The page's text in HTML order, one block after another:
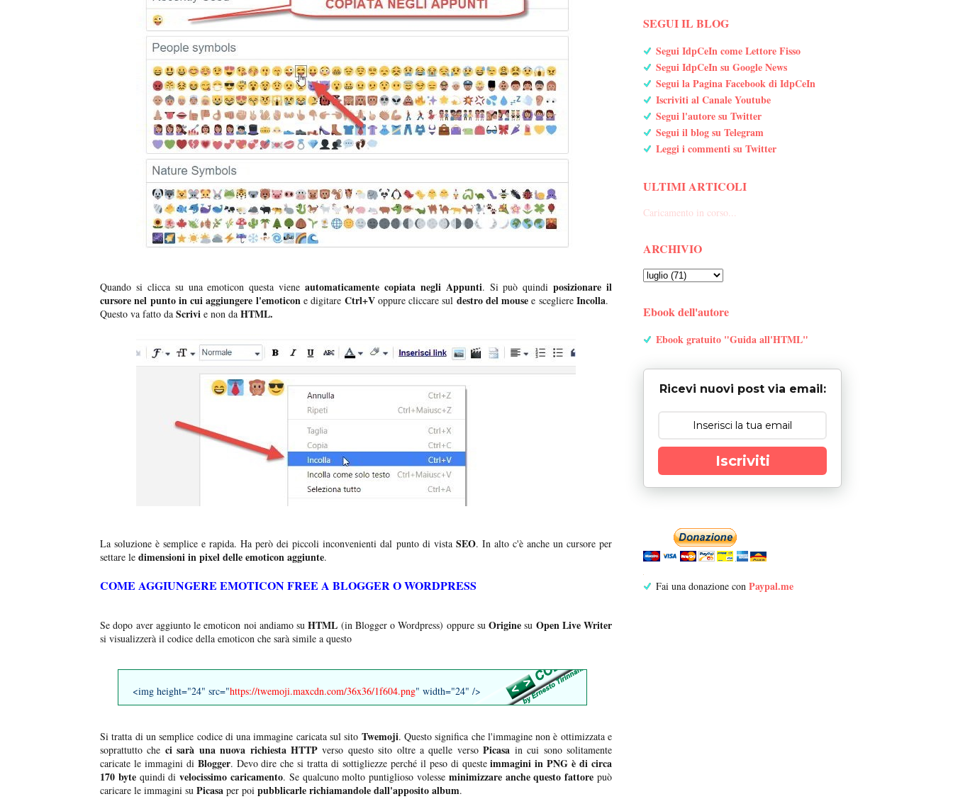
Quando si clicca su una emoticon questa viene automaticamente copiata negli Appunti. Si può quindiposizionare il
cursore nel punto in cui aggiungere l'emoticone digitare Ctrl+Voppure cliccare sul destro del mouse e scegliereIncolla.
Questo va fatto da Scrivi e non da HTML.
La soluzione è semplice e rapida. Ha però dei piccoli inconvenienti dal punto di vista SEO. In alto c'è anche un cursore per
settare le dimensioni in pixel delle emoticon aggiunte.
COME AGGIUNGERE EMOTICON FREE A BLOGGER O WORDPRESS
Se dopo aver aggiunto le emoticon noi andiamo su HTML (in Blogger o Wordpress) oppure suOrigine su Open Live Writer
si visualizzerà il codice della emoticon che sarà simile a questo
<img height="24" src="https://twemoji.maxcdn.com/36x36/1f604.png" width="24" />
Si tratta di un semplice codice di una immagine caricata sul sito Twemoji. Questo significa che l'immagine non è ottimizzata e
soprattutto che ci sarà una nuova richiesta HTTPverso questo sito oltre a quelle versoPicasa in cui sono solitamente
caricate le immagini di Blogger. Devo dire che si tratta di sottigliezze perché il peso di questeimmagini in PNG è di circa
170 bytequindi divelocissimo caricamento. Se qualcuno molto puntiglioso volesse minimizzare anche questo fattore può
caricare le immagini su Picasa per poi pubblicarle richiamandole dall'apposito album.
SEGUI IL BLOG
Segui IdpCeIn come Lettore Fisso
Segui IdpCeIn su Google News
Segui la Pagina Facebook di IdpCeIn
Iscriviti al Canale Youtube
Segui l'autore su Twitter
Segui il blog su Telegram
Leggi i commenti su Twitter
ULTIMI ARTICOLI
Caricamento in corso...
ARCHIVIO
Ebook dell'autore
Ebook gratuito "Guida all'HTML"
Ricevi nuovi post via email:
Iscriviti
Fai una donazione con Paypal.me